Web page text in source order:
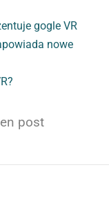
gogle VR
nowe
post